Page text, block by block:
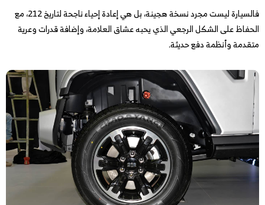
فالسيارة ليست مجرد نسخة هجينة، بل هي إعادة إحياء ناجحة لتاريخ 212، مع
الحفاظ على الشكل الرجعي الذي يحبه عشاق العلامة، وإضافة قدرات وعرية
متقدمة وأنظمة دفع حديثة.